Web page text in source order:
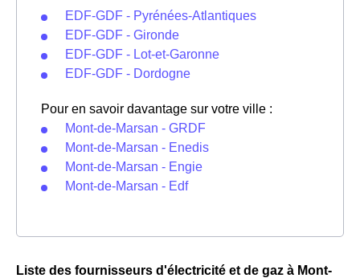
EDF-GDF - Pyrénées-Atlantiques
EDF-GDF - Gironde
EDF-GDF - Lot-et-Garonne
EDF-GDF - Dordogne
Pour en savoir davantage sur votre ville :
Mont-de-Marsan - GRDF
Mont-de-Marsan - Enedis
Mont-de-Marsan - Engie
Mont-de-Marsan - Edf
Liste des fournisseurs d'électricité et de gaz à Mont-